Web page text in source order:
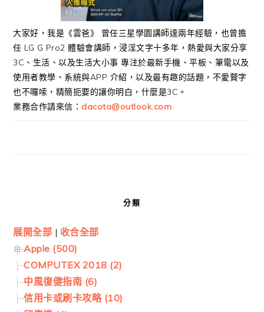
大家好，我是《雲爸》 曾任三星學園講師達兩年經驗，也曾擔
任 LG G Pro2 體驗會講師，浸淫文字十多年，熱愛與大家分享
3C、生活、以及生活大小事 專注於最新手機、平板、筆電以及
使用者教學、系統與APP 介紹，以及最有趣的話題，不愛贅字
也不囉嗦，精簡扼要的讓你明白，什麼是3C。
業務合作請來信： dacota@outlook.com
分類
展開全部 | 收合全部
Apple (500)
COMPUTEX 2018 (2)
中風復健指南 (6)
信用卡或刷卡攻略 (10)